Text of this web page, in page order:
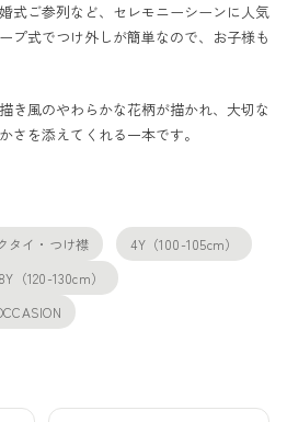
式ご参列など、セレモニーシーンに人気
プ式でつけ外しが簡単なので、お子様も
き風のやわらかな花柄が描かれ、大切な
さを添えてくれる一本です。
タイ・つけ襟
4Y（100-105cm）
（120-130cm）